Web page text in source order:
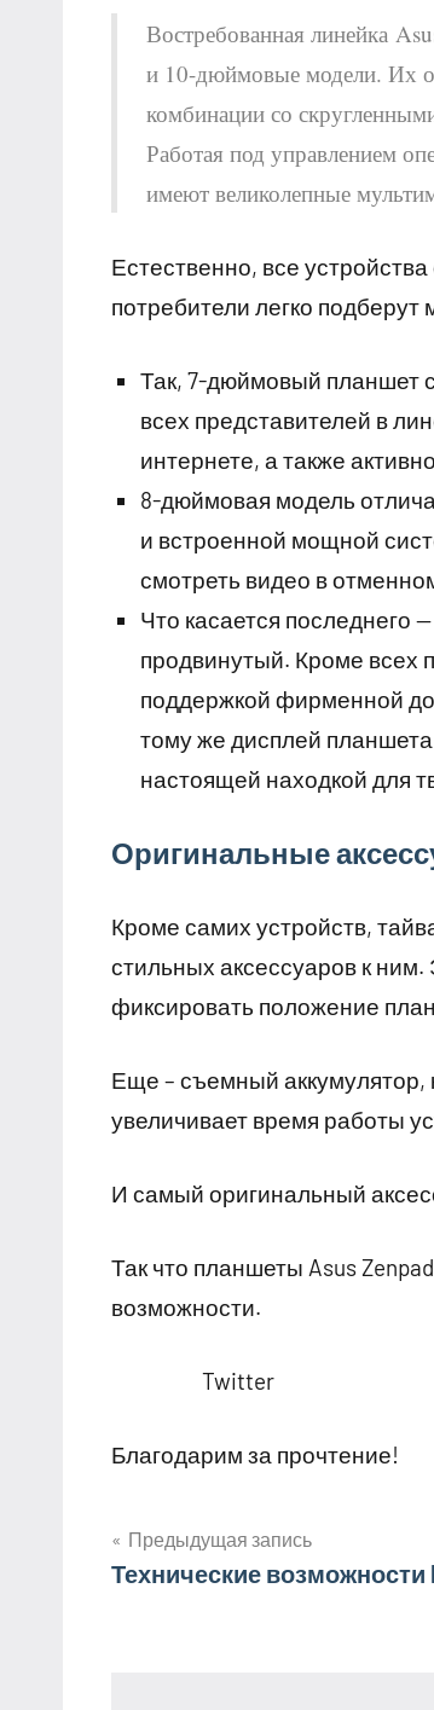
Востребованная линейка
и 10-дюймовые модели. Их
комбинации со
Работая под управлением
имеют великолепные
Естественно, все
потребители легко
Так, 7-дюймовый планшет
всех представителей в
интернете, а также
8-дюймовая модель
и встроенной мощной
смотреть видео в
Что касается последнего
продвинутый. Кроме всех
поддержкой фирменной
тому же дисплей
настоящей находкой для
Оригинальные
Кроме самих устройств,
стильных аксессуаров к
фиксировать положение
Еще – съемный аккумулятор,
увеличивает время работы
И самый оригинальный
Так что планшеты Asus
возможности.
Twitter
Благодарим за прочтение!
Навигация
Предыдущая запись
Технические возможности